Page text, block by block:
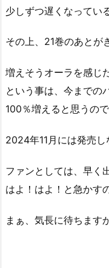
少しずつ遅くなってい
その上、21巻のあとが
増えそうオーラを感じ
という事は、今までの
100％増えると思うので
2024年11月には発売し
ファンとしては、早く
はよ！はよ！と急かす
まぁ、気長に待ちますか